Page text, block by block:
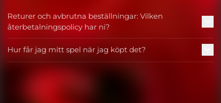
Returer och avbrutna beställningar: Vilken
återbetalningspolicy har ni?
Hur får jag mitt spel när jag köpt det?